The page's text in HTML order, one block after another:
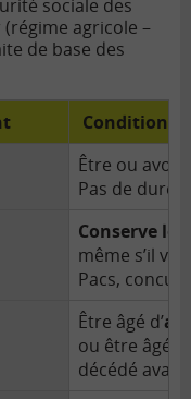
sociale des
agricole –
de base des
Conditions
Être ou avoir
Pas de
Conserve
même s’il vit
Pacs,
Être âgé d’au
ou être âgé
décédé